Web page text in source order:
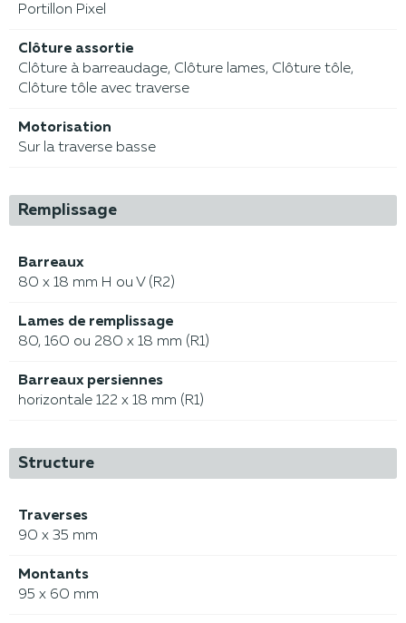
Portillon Pixel
Clôture assortie
Clôture à barreaudage, Clôture lames, Clôture tôle,
Clôture tôle avec traverse
Motorisation
Sur la traverse basse
Remplissage
Barreaux
80 x 18 mm H ou V (R2)
Lames de remplissage
80, 160 ou 280 x 18 mm (R1)
Barreaux persiennes
horizontale 122 x 18 mm (R1)
Structure
Traverses
90 x 35 mm
Montants
95 x 60 mm